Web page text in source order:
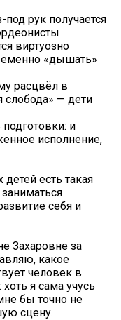
рук получается
виртуозно
«дышать»
расцвёл в
слобода» — дети
и
исполнение,
есть такая
себя и
Захаровне за
какое
человек в
я сама учусь
бы точно не
сцену.